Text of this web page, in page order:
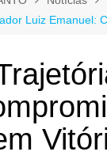
Luiz Emanuel: